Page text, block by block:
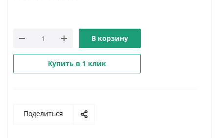
В корзину
Купить в 1 клик
Поделиться